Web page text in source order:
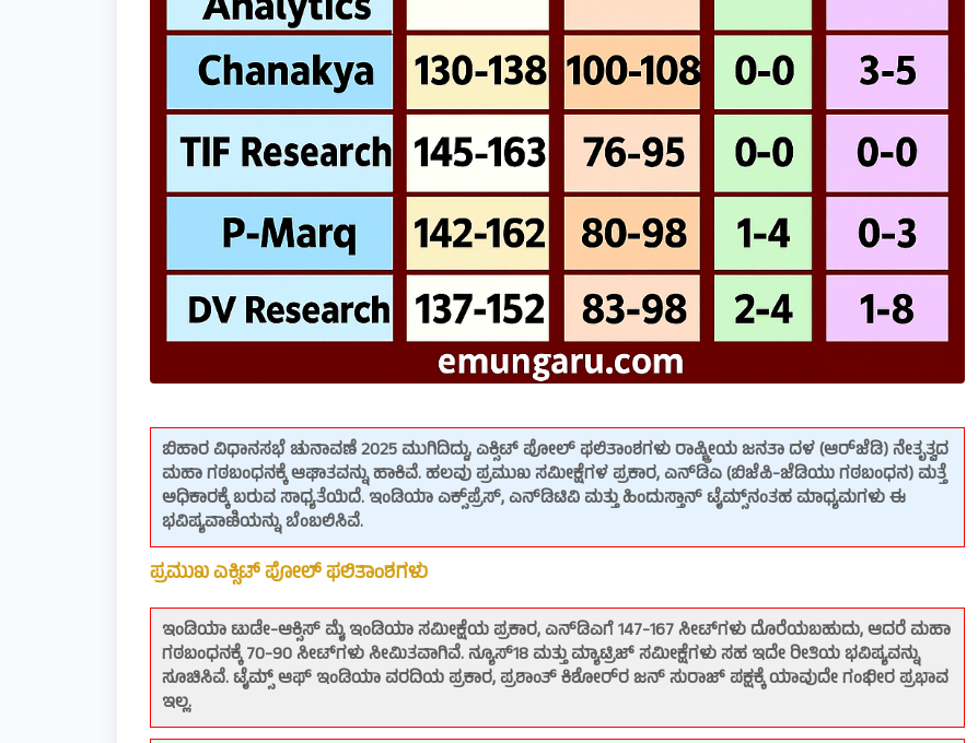
ಬಿಹಾರ ವಿಧಾನಸಭೆ ಚುನಾವಣೆ 2025 ಮುಗಿದಿದ್ದು, ಎಕ್ಸಿಟ್ ಪೋಲ್ ಫಲಿತಾಂಶಗಳು ರಾಷ್ಟ್ರೀಯ ಜನತಾ ದಳ (ಆರ್‌ಜೆಡಿ) ನೇತೃತ್ವದ
ಮಹಾ ಗಠಬಂಧನಕ್ಕೆ ಆಘಾತವನ್ನು ಹಾಕಿವೆ. ಹಲವು ಪ್ರಮುಖ ಸಮೀಕ್ಷೆಗಳ ಪ್ರಕಾರ, ಎನ್‌ಡಿಎ (ಬಿಜೆಪಿ-ಜೆಡಿಯು ಗಠಬಂಧನ) ಮತ್ತೆ
ಅಧಿಕಾರಕ್ಕೆ ಬರುವ ಸಾಧ್ಯತೆಯಿದೆ. ಇಂಡಿಯಾ ಎಕ್ಸ್‌ಪ್ರೆಸ್, ಎನ್‌ಡಿಟಿವಿ ಮತ್ತು ಹಿಂದುಸ್ತಾನ್ ಟೈಮ್ಸ್‌ನಂತಹ ಮಾಧ್ಯಮಗಳು ಈ
ಭವಿಷ್ಯವಾಣಿಯನ್ನು ಬೆಂಬಲಿಸಿವೆ.
ಪ್ರಮುಖ ಎಕ್ಸಿಟ್ ಪೋಲ್ ಫಲಿತಾಂಶಗಳು
ಇಂಡಿಯಾ ಟುಡೇ-ಆಕ್ಸಿಸ್ ಮೈ ಇಂಡಿಯಾ ಸಮೀಕ್ಷೆಯ ಪ್ರಕಾರ, ಎನ್‌ಡಿಎಗೆ 147-167 ಸೀಟ್‌ಗಳು ದೊರೆಯಬಹುದು, ಆದರೆ ಮಹಾ
ಗಠಬಂಧನಕ್ಕೆ 70-90 ಸೀಟ್‌ಗಳು ಸೀಮಿತವಾಗಿವೆ. ನ್ಯೂಸ್18 ಮತ್ತು ಮ್ಯಾಟ್ರಿಜ್ ಸಮೀಕ್ಷೆಗಳು ಸಹ ಇದೇ ರೀತಿಯ ಭವಿಷ್ಯವನ್ನು
ಸೂಚಿಸಿವೆ. ಟೈಮ್ಸ್ ಆಫ್ ಇಂಡಿಯಾ ವರದಿಯ ಪ್ರಕಾರ, ಪ್ರಶಾಂತ್ ಕಿಶೋರ್‌ರ ಜನ್ ಸುರಾಜ್ ಪಕ್ಷಕ್ಕೆ ಯಾವುದೇ ಗಂಭೀರ ಪ್ರಭಾವ
ಇಲ್ಲ.